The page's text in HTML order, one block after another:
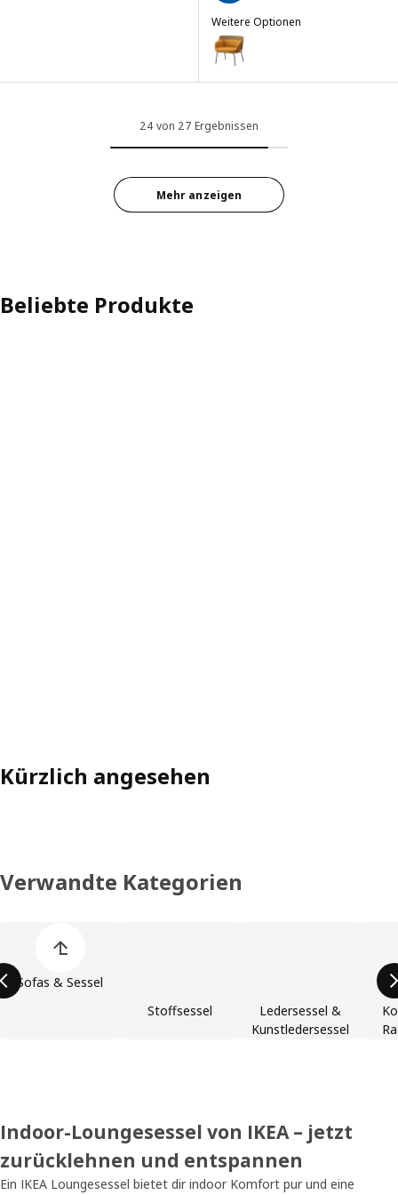
Weitere Optionen
BINGSTA
Option: BINGSTA, Sessel,
24 von 27 Ergebnissen
Mehr anzeigen
Beliebte Produkte
Kürzlich angesehen
Verwandte Kategorien
Sofas & Sessel
Stoffsessel
Ledersessel &
Kunstledersessel
Indoor-Loungesessel von IKEA – jetzt
zurücklehnen und entspannen
Ein IKEA Loungesessel bietet dir indoor Komfort pur und eine